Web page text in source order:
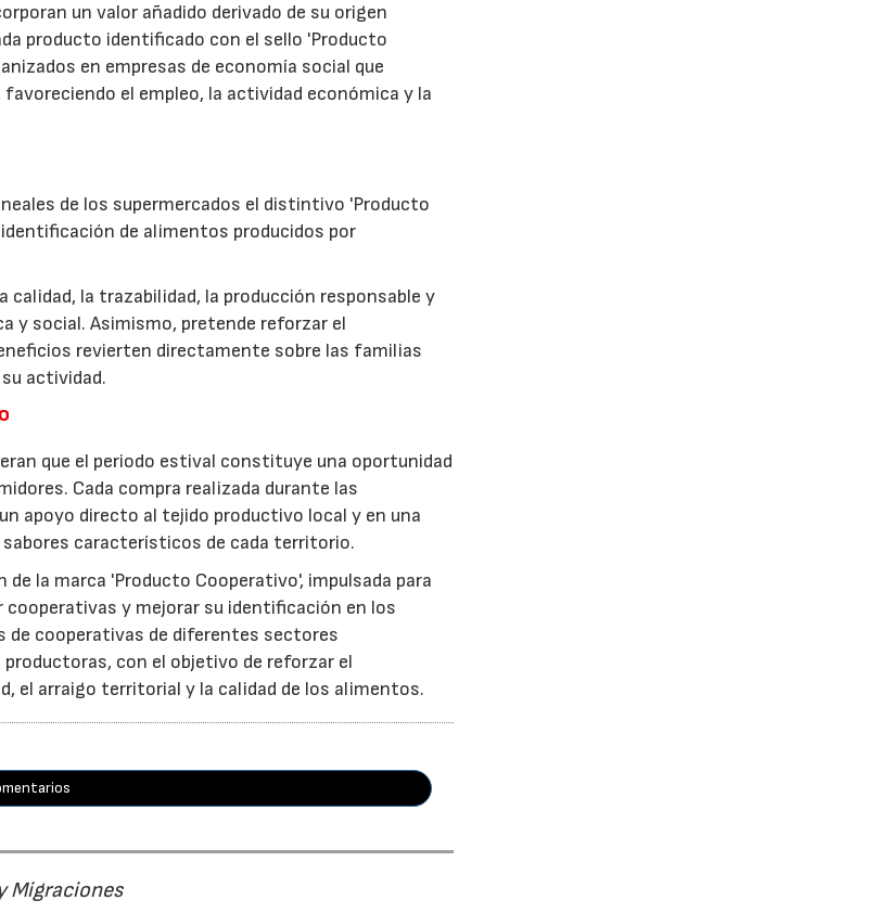
un valor añadido derivado de su origen
producto identificado con el sello 'Producto
en empresas de economía social que
el empleo, la actividad económica y la
de los supermercados el distintivo 'Producto
de alimentos producidos por
la trazabilidad, la producción responsable y
y social. Asimismo, pretende reforzar el
revierten directamente sobre las familias
actividad.
que el periodo estival constituye una oportunidad
Cada compra realizada durante las
apoyo directo al tejido productivo local y en una
característicos de cada territorio.
la marca 'Producto Cooperativo', impulsada para
y mejorar su identificación en los
de cooperativas de diferentes sectores
con el objetivo de reforzar el
el arraigo territorial y la calidad de los alimentos.
Migraciones